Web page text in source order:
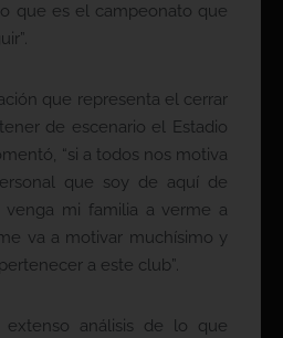
que es el campeonato que
que representa el cerrar
de escenario el Estadio
“si a todos nos motiva
que soy de aquí de
venga mi familia a verme a
va a motivar muchísimo y
a este club”.
extenso análisis de lo que